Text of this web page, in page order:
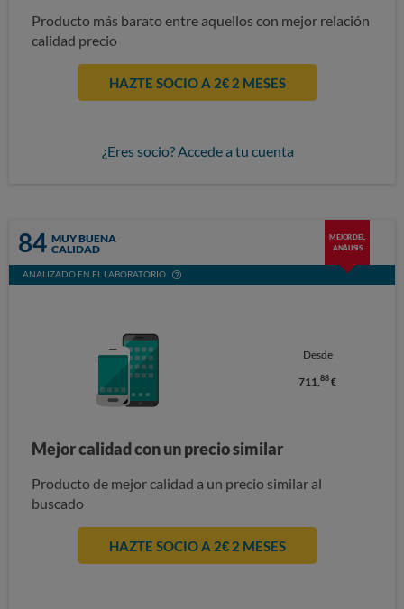
Producto más barato entre aquellos con mejor relación
calidad precio
HAZTE SOCIO A 2€ 2 MESES
¿Eres socio? Accede a tu cuenta
84 MUY BUENA
CALIDAD
MEJOR DEL
ANÁLISIS
ANALIZADO EN EL LABORATORIO
Desde
711,88 €
Mejor calidad con un precio similar
Producto de mejor calidad a un precio similar al
buscado
HAZTE SOCIO A 2€ 2 MESES